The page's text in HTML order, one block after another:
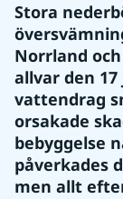
Stora
Norrland
allvar den
vattendrag
orsakade
bebyggelse
påverkades
men allt